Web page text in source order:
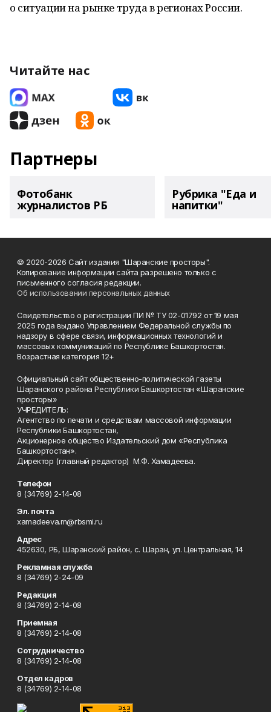
о ситуации на рынке труда в регионах России.
Читайте нас
Партнеры
Фотобанк
журналистов РБ
Рубрика "Еда и
напитки"
© 2020-2026 Сайт издания "Шаранские просторы".
Копирование информации сайта разрешено только с
письменного согласия редакции.
Об использовании персональных данных
Свидетельство о регистрации ПИ № ТУ 02-01792 от 19 мая
2025 года выдано Управлением Федеральной службы по
надзору в сфере связи, информационных технологий и
массовых коммуникаций по Республике Башкортостан.
Возрастная категория 12+
Официальный сайт общественно-политической газеты
Шаранского района Республики Башкортостан «Шаранские
просторы»
УЧРЕДИТЕЛЬ:
Агентство по печати и средствам массовой информации
Республики Башкортостан,
Акционерное общество Издательский дом «Республика
Башкортостан».
Директор (главный редактор) М.Ф. Хамадеева.
Телефон
8 (34769) 2-14-08
Эл. почта
xamadeeva.m@rbsmi.ru
Адрес
452630, РБ, Шаранский район, с. Шаран, ул. Центральная, 14
Рекламная служба
8 (34769) 2-24-09
Редакция
8 (34769) 2-14-08
Приемная
8 (34769) 2-14-08
Сотрудничество
8 (34769) 2-14-08
Отдел кадров
8 (34769) 2-14-08